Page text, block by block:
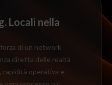
Locali nella
di un network
diretta delle realtà
rapidità operativa e